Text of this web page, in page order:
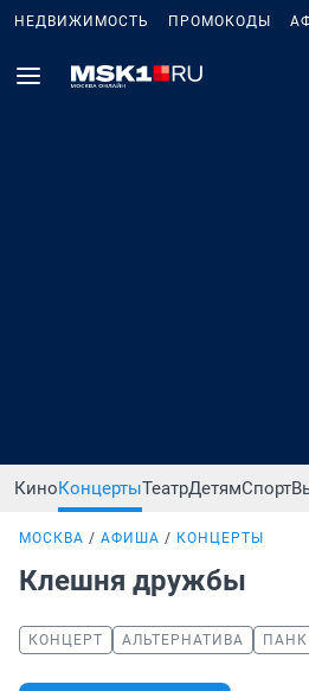
НЕДВИЖИМОСТЬ ПРОМОКОДЫ
КиноКонцертыТеатрДетямСпорт
МОСКВА АФИША КОНЦЕРТЫ
Клешня дружбы
КОНЦЕРТ АЛЬТЕРНАТИВА ПАНК